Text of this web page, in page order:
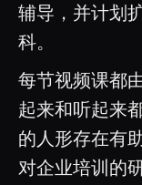
辅导，并计划
科。
每节视频课都
起来和听起来
的人形存在有
对企业培训的